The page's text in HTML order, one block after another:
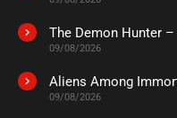
The Demon Hunter
09/08/2026
Aliens Among
09/08/2026